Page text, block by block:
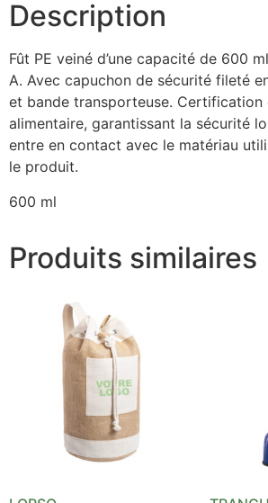
Description
Fût PE veiné d’une capacité de 600
A. Avec capuchon de sécurité fileté
et bande transporteuse. Certification
alimentaire, garantissant la sécurité
entre en contact avec le matériau
le produit.
600 ml
Produits similaires